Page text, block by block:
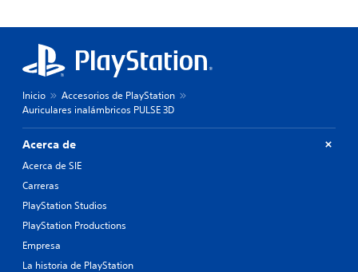
Inicio
Accesorios de PlayStation
Auriculares inalámbricos PULSE 3D
Acerca de
Acerca de SIE
Carreras
PlayStation Studios
PlayStation Productions
Empresa
La historia de PlayStation